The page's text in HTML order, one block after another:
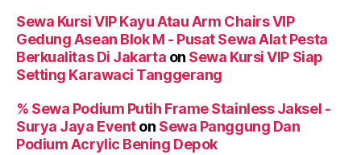
Sewa Kursi VIP Kayu Atau Arm Chairs VIP
Gedung Asean Blok M - Pusat Sewa Alat Pesta
Berkualitas Di Jakarta on Sewa Kursi VIP Siap
Setting Karawaci Tanggerang
% Sewa Podium Putih Frame Stainless Jaksel -
Surya Jaya Eventon Sewa Panggung Dan
Podium Acrylic Bening Depok